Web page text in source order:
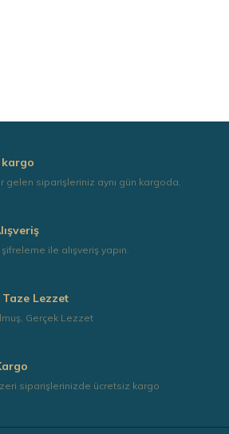
kargo
gelen siparişleriniz aynı gün kargoda.
ile alışveriş yapın.
Taze Lezzet
Gerçek Lezzet
siparişlerinizde ücretsiz kargo